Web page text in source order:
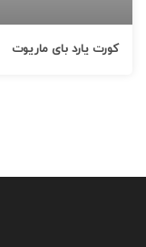
کورت یارد بای ماریوت